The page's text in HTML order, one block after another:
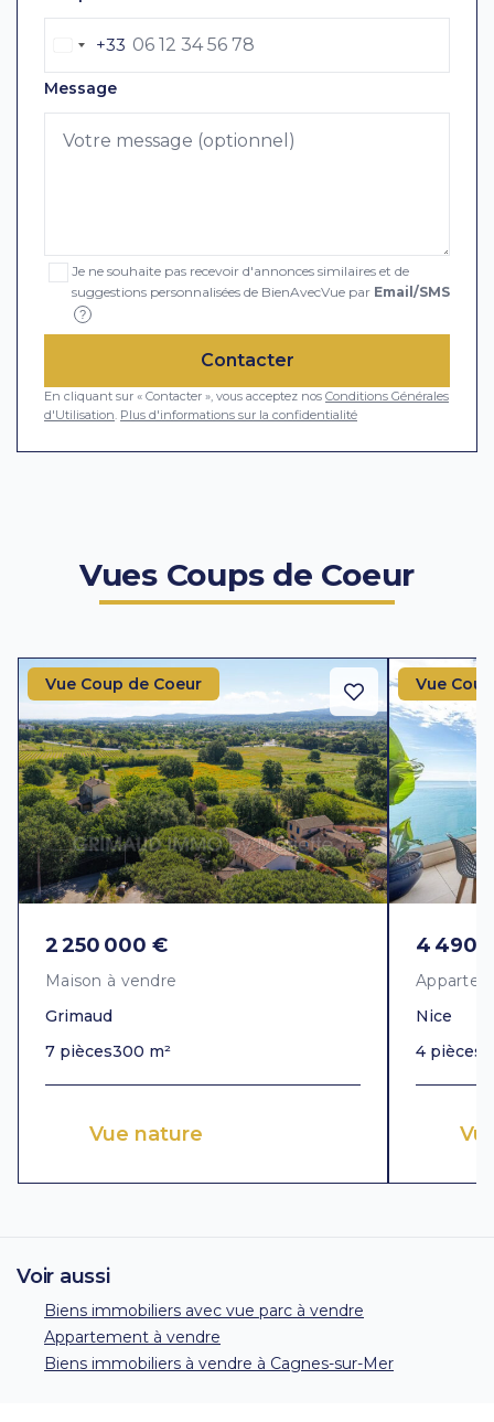
+33
Message
Je ne souhaite pas recevoir d'annonces similaires et de
suggestions personnalisées de BienAvecVue par Email/SMS
?
Contacter
En cliquant sur « Contacter », vous acceptez nos Conditions Générales
d'Utilisation Plus d'informations sur la confidentialité
Vues Coups de Coeur
Vue Coup de Coeur
2 250 000 €
Maison à vendre
Grimaud
7 pièces300 m²
Vue nature
Vue
4 490
Nice
4 pièces
Voir aussi
Biens immobiliers avec vue parc à vendre
Appartement à vendre
Biens immobiliers à vendre à Cagnes-sur-Mer